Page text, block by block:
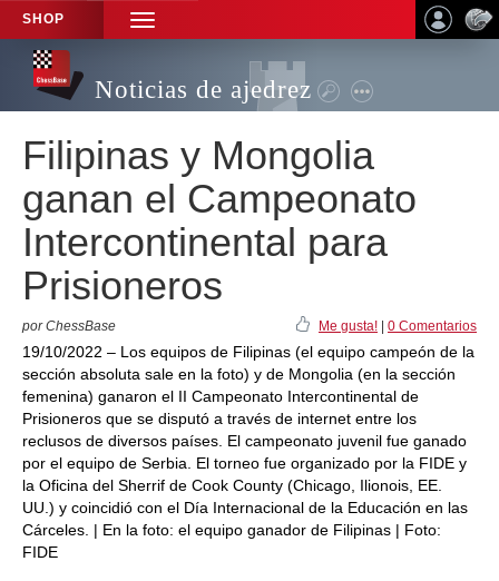
SHOP
TOGGLE
NAVIGATION
Noticias de ajedrez
Filipinas y Mongolia
ganan el Campeonato
Intercontinental para
Prisioneros
por ChessBase Me gusta! 0 Comentarios
19/10/2022 – Los equipos de Filipinas (el equipo campeón de la
sección absoluta sale en la foto) y de Mongolia (en la sección
femenina) ganaron el II Campeonato Intercontinental de
Prisioneros que se disputó a través de internet entre los
reclusos de diversos países. El campeonato juvenil fue ganado
por el equipo de Serbia. El torneo fue organizado por la FIDE y
la Oficina del Sherrif de Cook County (Chicago, Ilionois, EE.
UU.) y coincidió con el Día Internacional de la Educación en las
Cárceles. | En la foto: el equipo ganador de Filipinas | Foto:
FIDE